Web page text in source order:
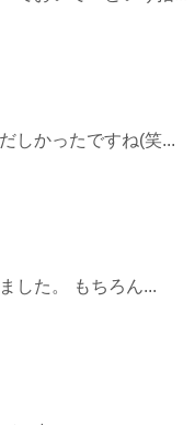
しかったですね(笑...
した。 もちろん...